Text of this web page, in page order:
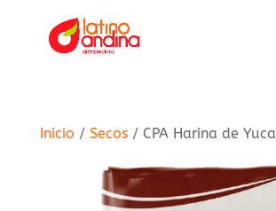
Inicio / Secos/ CPA Harina de Yuca